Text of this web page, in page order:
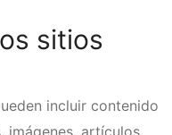
sitios
incluir contenido
imágenes, artículos,